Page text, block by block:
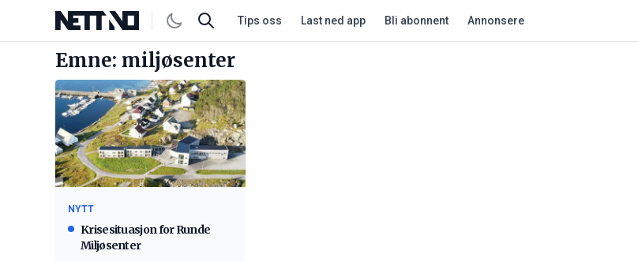
Tips oss Last ned app Bli abonnent Annonsere
Emne: miljøsenter
NYTT
Krisesituasjon for Runde
Miljøsenter